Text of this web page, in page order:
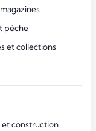
pêche
et collections
et construction